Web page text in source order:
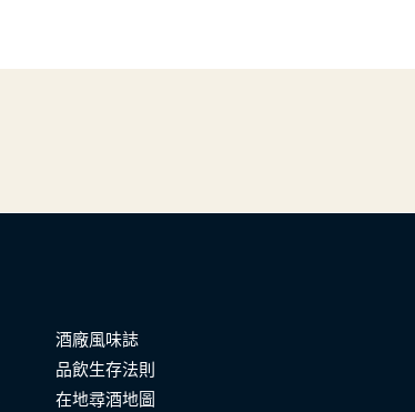
酒廠風味誌
品飲生存法則
在地尋酒地圖